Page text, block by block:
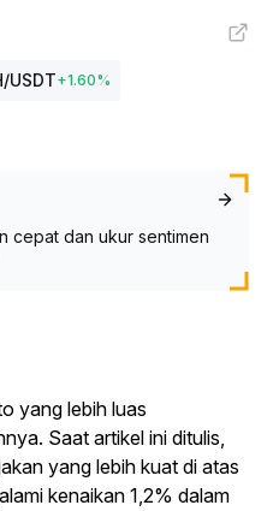
/USDT+1.60%
cepat dan ukur sentimen
yang lebih luas
Saat artikel ini ditulis,
yang lebih kuat di atas
kenaikan 1,2% dalam